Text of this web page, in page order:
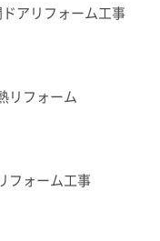
アリフォーム工事
リフォーム
フォーム工事